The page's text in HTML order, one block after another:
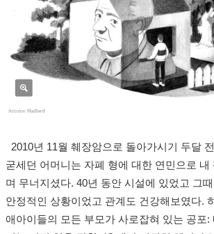
2010년 11월 췌장암으로 돌아가시기 두달 전
굳세던 어머니는 자폐 형에 대한 연민으로 내
며 무너지셨다. 40년 동안 시설에 있었고 그때
안정적인 상황이었고 관계도 건강해보였다.
애아이들의 모든 부모가 사로잡혀 있는 공포: